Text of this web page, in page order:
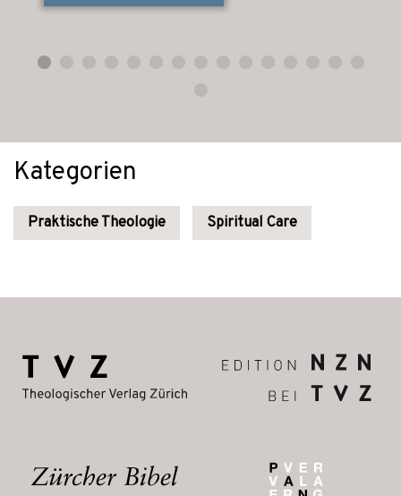
Kategorien
Praktische Theologie Spiritual Care